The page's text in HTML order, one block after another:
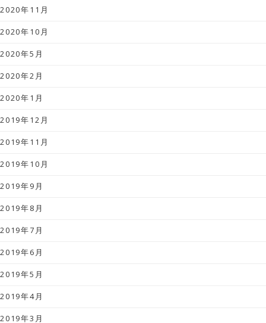
2020年11月
2020年10月
2020年5月
2020年2月
2020年1月
2019年12月
2019年11月
2019年10月
2019年9月
2019年8月
2019年7月
2019年6月
2019年5月
2019年4月
2019年3月